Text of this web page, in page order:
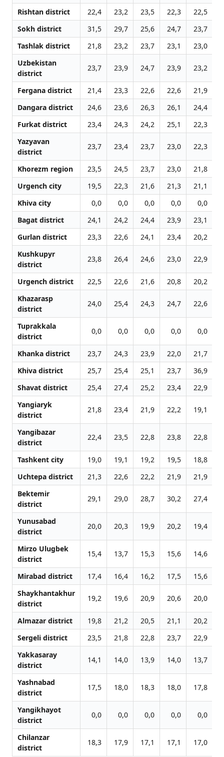
Rishtan district 22,4 23,2 23,5 22,3 22,5
Sokh district
31,5 29,7 25,6 24,7 23,7
Tashlak district
21,8 23,2 23,7 23,1 23,0
Uzbekistan
district
23,7 23,9 24,7 23,9 23,2
Fergana district 21,4 23,3 22,6 22,6 21,9
Dangara district
24,6 23,6 26,3 26,1 24,4
Furkat district
23,4 24,3 24,2 25,1 22,3
Yazyavan
district
23,7 23,4 23,7 23,0 22,3
Khorezm region 23,5 24,5 23,7 23,0 21,8
Urgench city
19,5 22,3 21,6 21,3 21,1
Khiva city
0,0 0,0 0,0 0,0 0,0
Bagat district
24,1 24,2 24,4 23,9 23,1
Gurlan district
23,3 22,6 24,1 23,4 20,2
Kushkupyr
district
23,8 26,4 24,6 23,0 22,9
Urgench district 22,5 22,6 21,6 20,8 20,2
Khazarasp
district
24,0 25,4 24,3 24,7 22,6
Tuprakkala
district
0,0 0,0 0,0 0,0 0,0
Khanka district 23,7 24,3 23,9 22,0 21,7
Khiva district
25,7 25,4 25,1 23,7 36,9
Shavat district
25,4 27,4 25,2 23,4 22,9
Yangiaryk
district
21,8 23,4 21,9 22,2 19,1
Yangibazar
district
22,4 23,5 22,8 23,8 22,8
Tashkent city 19,0 19,1 19,2 19,5 18,8
Uchtepa district
21,3 22,6 22,2 21,9 21,9
Bektemir
district
29,1 29,0 28,7 30,2 27,4
Yunusabad
district
20,0 20,3 19,9 20,2 19,4
Mirzo Ulugbek
district
15,4 13,7 15,3 15,6 14,6
Mirabad district 17,4 16,4 16,2 17,5 15,6
Shaykhantakhur
district
19,2 19,6 20,9 20,6 20,0
Almazar district 19,8 21,2 20,5 21,1 20,2
Sergeli district
23,5 21,8 22,8 23,7 22,9
Yakkasaray
district
14,1 14,0 13,9 14,0 13,7
Yashnabad
district
17,5 18,0 18,3 18,0 17,8
Yangikhayot
district
0,0 0,0 0,0 0,0 0,0
Chilanzar
district
18,3 17,9 17,1 17,1 17,0